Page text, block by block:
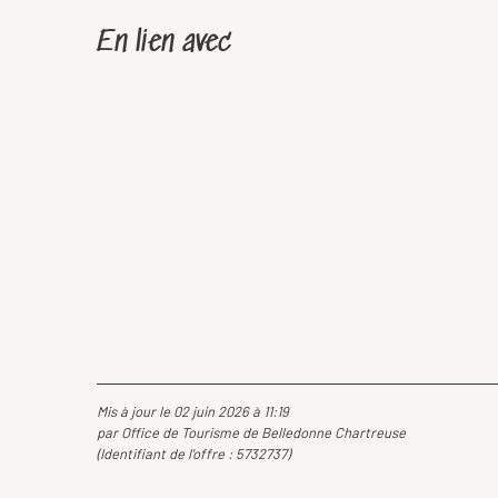
En lien avec
Mis à jour le 02 juin 2026 à 11:19
par Office de Tourisme de Belledonne Chartreuse
(Identifiant de l'offre : 5732737)